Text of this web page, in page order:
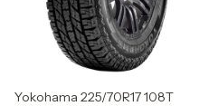
Yokohama 225/70R17 108T